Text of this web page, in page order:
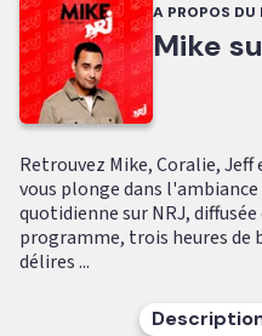
A PROPOS DU
Mike
Retrouvez Mike, Coralie,
vous plonge dans
quotidienne sur NRJ, diffusée
programme, trois heures de
délires ...